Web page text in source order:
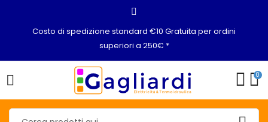
Costo di spedizione standard €10 Gratuita per ordini
superiori a 250€ *
0